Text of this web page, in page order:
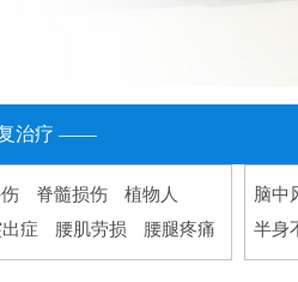
治疗 ——
脊髓损伤
植物人
症 腰肌劳损 腰腿疼痛
脑中
半身